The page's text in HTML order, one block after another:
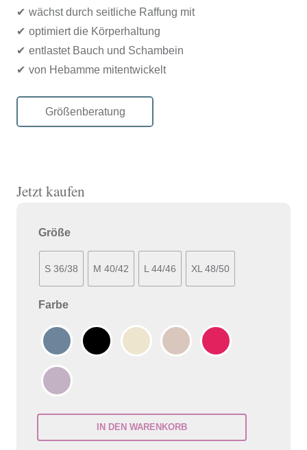
wächst durch seitliche Raffung mit
optimiert die Körperhaltung
entlastet Bauch und Schambein
von Hebamme mitentwickelt
Größenberatung
Jetzt kaufen
Größe
S 36/38 M 40/42 L 44/46 XL 48/50
Farbe
Bauchgefühl
IN DEN WARENKORB